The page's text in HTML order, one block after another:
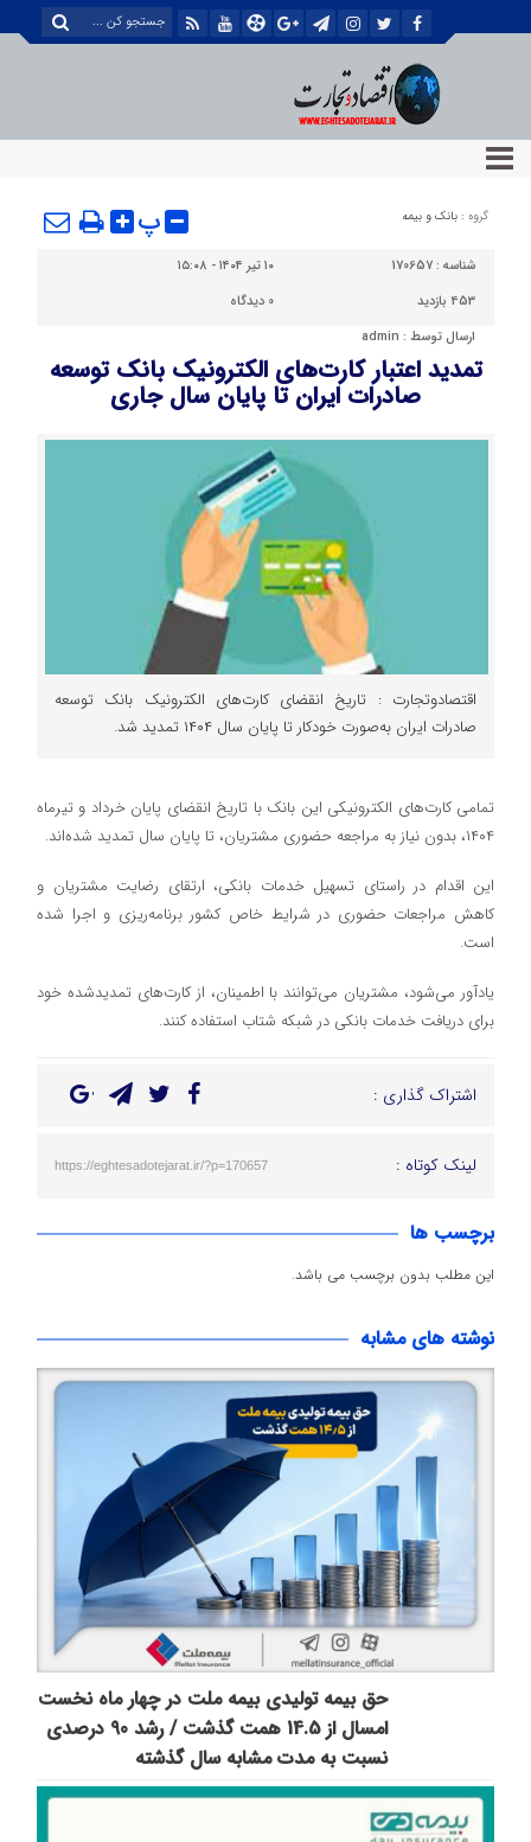
گروه : بانک و بیمه پ
شناسه : 170657
۱۰ تیر ۱۴۰۴ - ۱۵:۰۸
453 بازدید
0 دیدگاه
ارسال توسط : admin
تمدید اعتبار کارت‌های الکترونیک بانک توسعه
صادرات ایران تا پایان سال جاری
اقتصادوتجارت : تاریخ انقضای کارت‌های الکترونیک بانک توسعه
صادرات ایران به‌صورت خودکار تا پایان سال ۱۴۰۴ تمدید شد.
تمامی کارت‌های الکترونیکی این بانک با تاریخ انقضای پایان خرداد و تیرماه
۱۴۰۴، بدون نیاز به مراجعه حضوری مشتریان، تا پایان سال تمدید شده‌اند.
این اقدام در راستای تسهیل خدمات بانکی، ارتقای رضایت مشتریان و
کاهش مراجعات حضوری در شرایط خاص کشور برنامه‌ریزی و اجرا شده
است.
یادآور می‌شود، مشتریان می‌توانند با اطمینان، از کارت‌های تمدیدشده خود
برای دریافت خدمات بانکی در شبکه شتاب استفاده کنند.
اشتراک گذاری :
لینک کوتاه : https://eghtesadotejarat.ir/?p=170657
برچسب ها
این مطلب بدون برچسب می باشد.
نوشته های مشابه
حق بیمه تولیدی بیمه ملت در چهار ماه نخست
امسال از 14.5 همت گذشت / رشد 90 درصدی
نسبت به مدت مشابه سال گذشته